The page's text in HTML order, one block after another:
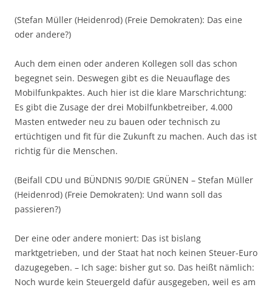
(Stefan Müller (Heidenrod) (Freie Demokraten): Das eine
oder andere?)
Auch dem einen oder anderen Kollegen soll das schon
begegnet sein. Deswegen gibt es die Neuauflage des
Mobilfunkpaktes. Auch hier ist die klare Marschrichtung:
Es gibt die Zusage der drei Mobilfunkbetreiber, 4.000
Masten entweder neu zu bauen oder technisch zu
ertüchtigen und fit für die Zukunft zu machen. Auch das ist
richtig für die Menschen.
(Beifall CDU und BÜNDNIS 90/DIE GRÜNEN – Stefan Müller
(Heidenrod) (Freie Demokraten): Und wann soll das
passieren?)
Der eine oder andere moniert: Das ist bislang
marktgetrieben, und der Staat hat noch keinen Steuer-Euro
dazugegeben. – Ich sage: bisher gut so. Das heißt nämlich:
Noch wurde kein Steuergeld dafür ausgegeben, weil es am